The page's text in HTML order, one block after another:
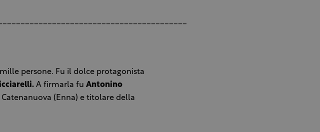
persone. Fu il dolce protagonista
A firmarla fu Antonino
(Enna) e titolare della